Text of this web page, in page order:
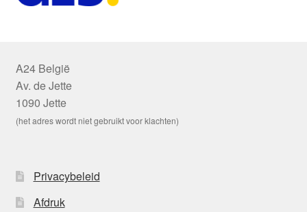
A24 België
Av. de Jette
1090 Jette
(het adres wordt niet gebruikt voor klachten)
Privacybeleid
Afdruk